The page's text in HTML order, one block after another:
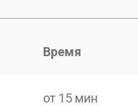
Время
от 15 мин